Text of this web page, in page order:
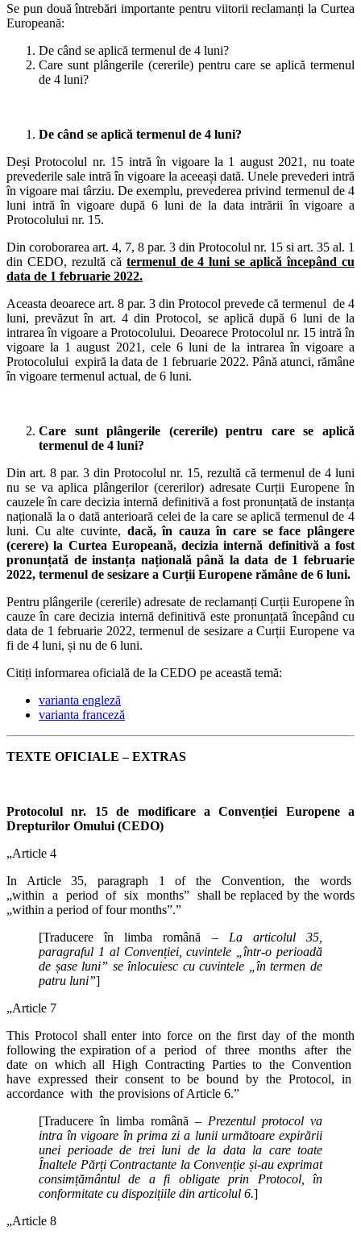
Se pun două întrebări importante pentru viitorii reclamanți la Curtea
Europeană:
De când se aplică termenul de 4 luni?
Care sunt plângerile (cererile) pentru care se aplică termenul
de 4 luni?
De când se aplică termenul de 4 luni?
Deși Protocolul nr. 15 intră în vigoare la 1 august 2021, nu toate
prevederile sale intră în vigoare la aceeași dată. Unele prevederi intră
în vigoare mai târziu. De exemplu, prevederea privind termenul de 4
luni intră în vigoare după 6 luni de la data intrării în vigoare a
Protocolului nr. 15.
Din coroborarea art. 4, 7, 8 par. 3 din Protocolul nr. 15 si art. 35 al. 1
din CEDO, rezultă că termenul de 4 luni se aplică începând cu
data de 1 februarie 2022.
Aceasta deoarece art. 8 par. 3 din Protocol prevede că termenul de 4
luni, prevăzut în art. 4 din Protocol, se aplică după 6 luni de la
intrarea în vigoare a Protocolului. Deoarece Protocolul nr. 15 intră în
vigoare la 1 august 2021, cele 6 luni de la intrarea în vigoare a
Protocolului expiră la data de 1 februarie 2022. Până atunci, rămâne
în vigoare termenul actual, de 6 luni.
Care sunt plângerile (cererile) pentru care se aplică
termenul de 4 luni?
Din art. 8 par. 3 din Protocolul nr. 15, rezultă că termenul de 4 luni
nu se va aplica plângerilor (cererilor) adresate Curții Europene în
cauzele în care decizia internă definitivă a fost pronunțată de instanța
națională la o dată anterioară celei de la care se aplică termenul de 4
luni. Cu alte cuvinte, dacă, în cauza în care se face plângere
(cerere) la Curtea Europeană, decizia internă definitivă a fost
pronunțată de instanța națională până la data de 1 februarie
2022, termenul de sesizare a Curții Europene rămâne de 6 luni.
Pentru plângerile (cererile) adresate de reclamanți Curții Europene în
cauze în care decizia internă definitivă este pronunțată începând cu
data de 1 februarie 2022, termenul de sesizare a Curții Europene va
fi de 4 luni, și nu de 6 luni.
Citiți informarea oficială de la CEDO pe această temă:
varianta engleză
varianta franceză
TEXTE OFICIALE – EXTRAS
Protocolul nr. 15 de modificare a Convenției Europene a
Drepturilor Omului (CEDO)
„Article 4
In Article 35, paragraph 1 of the Convention, the words
„within a period of six months” shall be replaced by the words
„within a period of four months”.”
[Traducere în limba română – La articolul 35,
paragraful 1 al Convenției, cuvintele „într-o perioadă
de șase luni” se înlocuiesc cu cuvintele „în termen de
patru luni”]
„Article 7
This Protocol shall enter into force on the first day of the month
following the expiration of a period of three months after the
date on which all High Contracting Parties to the Convention
have expressed their consent to be bound by the Protocol, in
accordance with the provisions of Article 6.”
[Traducere în limba română – Prezentul protocol va
intra în vigoare în prima zi a lunii următoare expirării
unei perioade de trei luni de la data la care toate
Înaltele Părți Contractante la Convenție și-au exprimat
consimțământul de a fi obligate prin Protocol, în
conformitate cu dispozițiile din articolul 6.]
„Article 8